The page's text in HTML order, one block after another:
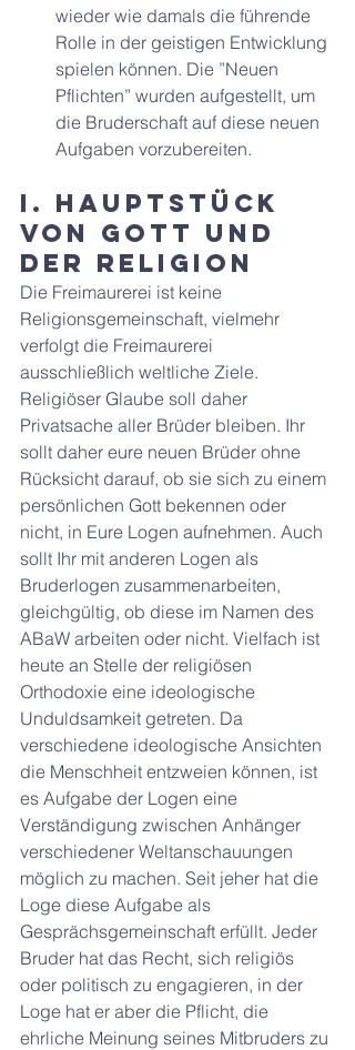
wieder wie damals die führende
Rolle in der geistigen Entwicklung
spielen können. Die ”Neuen
Pflichten” wurden aufgestellt, um
die Bruderschaft auf diese neuen
Aufgaben vorzubereiten.
I. HAUPTSTÜCK
Von Gott und
der Religion
Die Freimaurerei ist keine
Religionsgemeinschaft, vielmehr
verfolgt die Freimaurerei
ausschließlich weltliche Ziele.
Religiöser Glaube soll daher
Privatsache aller Brüder bleiben. Ihr
sollt daher eure neuen Brüder ohne
Rücksicht darauf, ob sie sich zu einem
persönlichen Gott bekennen oder
nicht, in Eure Logen aufnehmen. Auch
sollt Ihr mit anderen Logen als
Bruderlogen zusammenarbeiten,
gleichgültig, ob diese im Namen des
ABaW arbeiten oder nicht. Vielfach ist
heute an Stelle der religiösen
Orthodoxie eine ideologische
Unduldsamkeit getreten. Da
verschiedene ideologische Ansichten
die Menschheit entzweien können, ist
es Aufgabe der Logen eine
Verständigung zwischen Anhänger
verschiedener Weltanschauungen
möglich zu machen. Seit jeher hat die
Loge diese Aufgabe als
Gesprächsgemeinschaft erfüllt. Jeder
Bruder hat das Recht, sich religiös
oder politisch zu engagieren, in der
Loge hat er aber die Pflicht, die
ehrliche Meinung seines Mitbruders zu